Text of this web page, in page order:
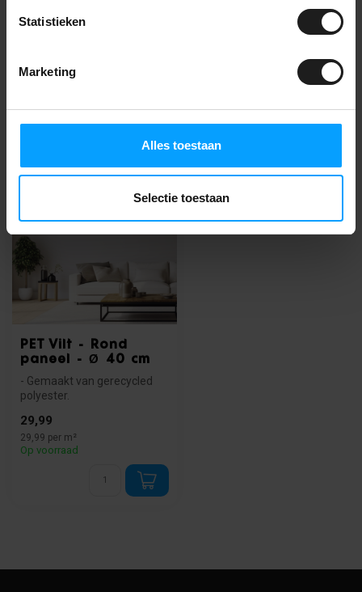
Statistieken
Marketing
Alles toestaan
Selectie toestaan
Jarno adviseert je graag! Bel naar
neem contact op.
Recent bekeken
NIEUW!
PET Vilt - Rond
paneel - Ø 40 cm
- Gemaakt van gerecycled
polyester.
- Goede akoes...
29,99
29,99 per m²
Op voorraad